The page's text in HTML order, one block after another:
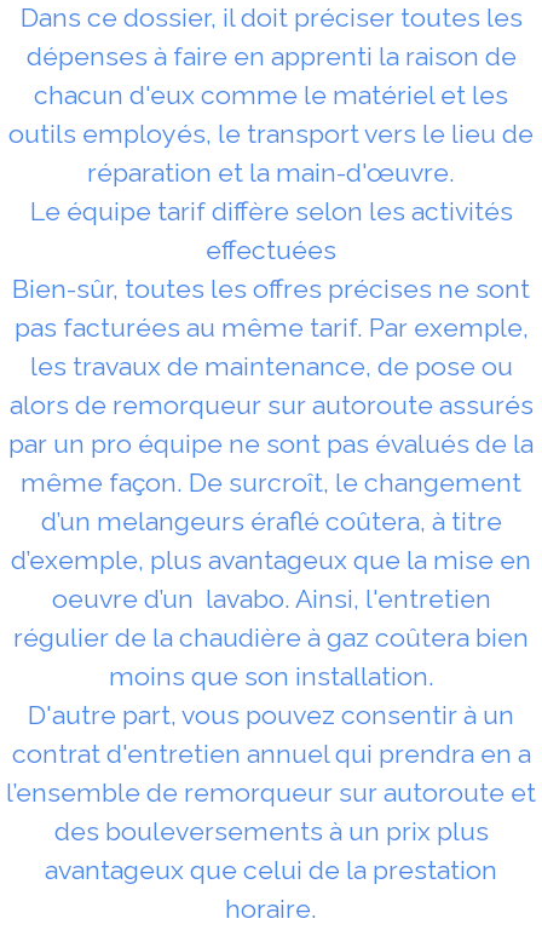
Dans ce dossier, il doit préciser toutes les
dépenses à faire en apprenti la raison de
chacun d'eux comme le matériel et les
outils employés, le transport vers le lieu de
réparation et la main-d'œuvre.
Le équipe tarif diffère selon les activités
effectuées
Bien-sûr, toutes les offres précises ne sont
pas facturées au même tarif. Par exemple,
les travaux de maintenance, de pose ou
alors de remorqueur sur autoroute assurés
par un pro équipe ne sont pas évalués de la
même façon. De surcroît, le changement
d’un melangeurs éraflé coûtera, à titre
d’exemple, plus avantageux que la mise en
oeuvre d’un lavabo. Ainsi, l'entretien
régulier de la chaudière à gaz coûtera bien
moins que son installation.
D'autre part, vous pouvez consentir à un
contrat d'entretien annuel qui prendra en a
l’ensemble de remorqueur sur autoroute et
des bouleversements à un prix plus
avantageux que celui de la prestation
horaire.